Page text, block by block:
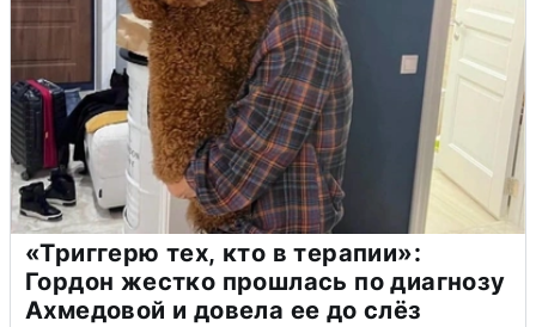
«Триггерю тех, кто в терапии»:
Гордон жестко прошлась по диагнозу
Ахмедовой и довела ее до слёз